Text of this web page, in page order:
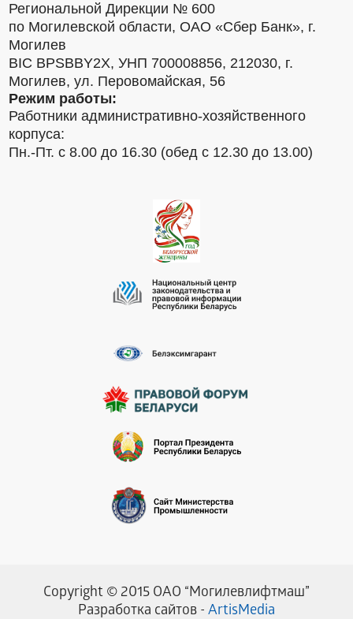
Региональной Дирекции № 600
по Могилевской области, ОАО «Сбер Банк», г.
Могилев
BIC BPSBBY2X, УНП 700008856, 212030, г.
Могилев, ул. Перовомайская, 56
Режим работы:
Работники административно-хозяйственного
корпуса:
Пн.-Пт. с 8.00 до 16.30 (обед с 12.30 до 13.00)
Разработка сайтов - ArtisMedia
Copyright © 2015 ОАО “Могилевлифтмаш”